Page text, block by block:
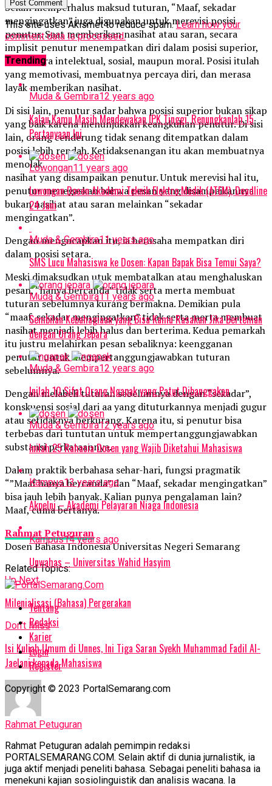
Selain memperhalus maksud tuturan, “Maaf, sekadar
mengingatkan” juga digunakan untuk merevisi posisi
penutur. Saat memberikan nasihat atau saran, secara
implisit penutur menempatkan diri dalam posisi superior,
baik secara intelektual, sosial, maupun moral. Posisi itulah
yang memotivasi, membuatnya percaya diri, dan merasa
layak memberikan nasihat.
Di sisi lain, penutur sadar bahwa posisi superior bukan sikap
yang baik karena menunjukkan keangkuhan penutur. Di sisi
lain, orang cenderung tidak senang ditempatkan dalam
posisi lebih rendah. Ketidaksenangan itu akan membuatnya
menolak
nasihat yang disampaikan penutur. Untuk merevisi hal itu,
penutur menegaskan bahwa pesan yang disampaikannya
bukan nasihat atau saran melainkan “sekadar
mengingatkan”.
Dengan mengucapkan itu, ia berusaha mempatkan diri
dalam posisi setara.
Meski dimaksudkan utuk membatalkan atau menghaluskan
pesan, “hanya bercanda” tidak serta merta membuat
tuturan sebelumnya kurang bermakna. Demikian pula
“maaf, sekadar mengingatkan” tidak serta merta membuat
nasihat menjadi lebih halus dan berterima. Kedua pemarkah
itu justru melahirkan pesan sebaliknya: keengganan
penutur untuk mempertanggungjawabkan tuturan
sebelumnya.
Dengan melabeli tuturan sebelumnya dengan “sekadar”,
konskuensi sosial dari aa yang dituturkannya menjadi gugur
atau setidaknya berkurang. Karena itu, si penutur bisa
terbebas dari tuntutan untuk mempertanggungjawabkan
substansi perkataannya.
Dalam praktik berbahasa sehar-hari, fungsi pragmatik
“”Maaf hanya bercanda” dan “Maaf, sekadar mengingatkan”
bisa jauh lebih banyak. Kalian punya pengalaman lain?
Maaf, cuma bertanya.
Rahmat Petuguran
Dosen Bahasa Indonesia Universitas Negeri Semarang
Related Topics:
Up Next
Milenialisasi (Bahasa) Pergerakan
Don't Miss
Isi Kuliah Umum di Unnes, Ini Tiga Saran Syekh Muhammad Fadil Al-
Jaelani kepada Mahasiswa
Rahmat Petuguran
Rahmat Petuguran adalah pemimpin redaksi
PORTALSEMARANG.COM. Selain aktif di dunia jurnalistik, ia
juga aktif menjadi peneliti bahasa. Sebagai peneliti bahasa ia
menekuni kajian sosiolinguistik dan analisis wacana. Ia
This site uses Akismet to reduce spam.Learn how your
comment data is processed.
Trending
Muda & Gembira12 years ago
Kalau Kamu Masih Mendewakan IPK Tinggi, Renungkanlah 15
Pertanyaan Ini
Lowongan11 years ago
Lowongan Dosen Akademi Teknik Elektro Medik (ATEM), Deadline
24 Juni
Muda & Gembira11 years ago
SMS Lucu Mahasiswa ke Dosen: Kapan Bapak Bisa Temui Saya?
Muda & Gembira11 years ago
Sembilan Kebahagiaan yang Bisa Kamu Rasakan Jika Berteman
dengan Orang Jepara
Muda & Gembira12 years ago
Inilah 10 Sifat Orang Ngapak yang Patut Dibanggakan
Muda & Gembira12 years ago
Inilah 25 Rahasia Dosen yang Wajib Diketahui Mahasiswa
Kampus13 years ago
Akpelni – Akademi Pelayaran Niaga Indonesia
Kampus14 years ago
Unwahas – Universitas Wahid Hasyim
Tentang
Redaksi
Karier
Login
Register
Copyright © 2023 PortalSemarang.com